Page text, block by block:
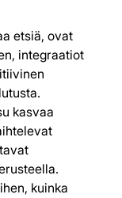
etsiä, ovat
integraatiot
kasvaa
kuinka